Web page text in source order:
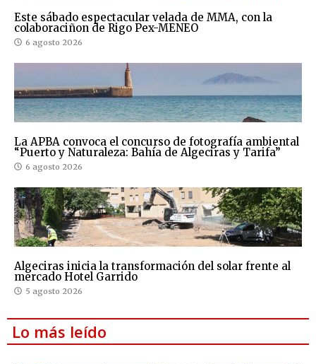
Este sábado espectacular velada de MMA, con la
colaboraciñon de Rigo Pex-MENEO
6 agosto 2026
La APBA convoca el concurso de fotografía ambiental
“Puerto y Naturaleza: Bahía de Algeciras y Tarifa”
6 agosto 2026
Algeciras inicia la transformación del solar frente al
mercado Hotel Garrido
5 agosto 2026
Lo más leído